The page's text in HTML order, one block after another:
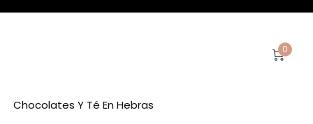
0
Chocolates Y Té En Hebras